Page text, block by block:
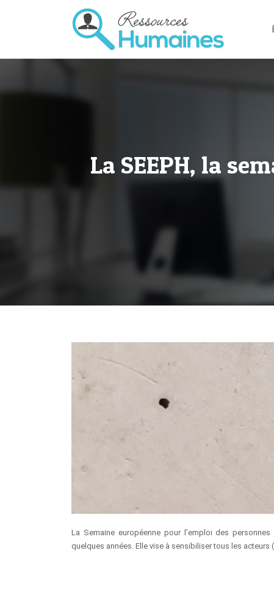
La SEEPH, la
La Semaine européenne pour l’emploi des
quelques années. Elle vise à sensibiliser tous les